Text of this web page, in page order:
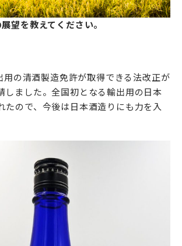
望を教えてください。
用の清酒製造免許が取得できる法改正が
しました。全国初となる輸出用の日本
たので、今後は日本酒造りにも力を入